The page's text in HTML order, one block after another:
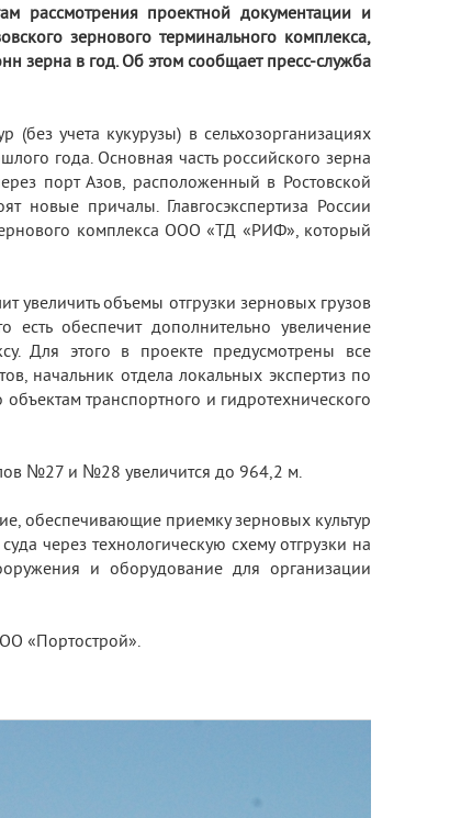
рассмотрения проектной документации и
зернового терминального комплекса,
зерна в год. Об этом сообщает пресс-служба
учета кукурузы) в сельхозорганизациях
года. Основная часть российского зерна
порт Азов, расположенный в Ростовской
новые причалы. Главгосэкспертиза России
комплекса ООО «ТД «РИФ», который
увеличить объемы отгрузки зерновых грузов
обеспечит дополнительно увеличение
Для этого в проекте предусмотрены все
начальник отдела локальных экспертиз по
транспортного и гидротехнического
№27 и №28 увеличится до 964,2 м.
обеспечивающие приемку зерновых культур
через технологическую схему отгрузки на
и оборудование для организации
«Портострой».